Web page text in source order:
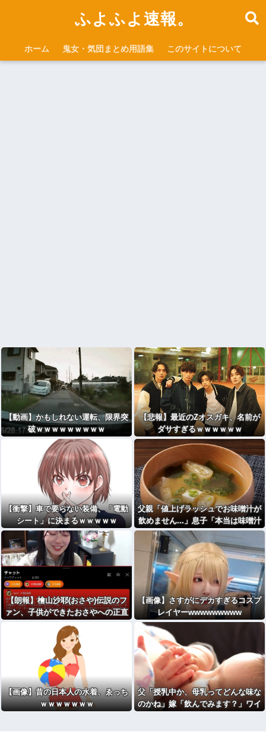
ふよふよ速報。
ホーム 鬼女・気団まとめ用語集 このサイトについて
【動画】かもしれない運転、限界突
破ｗｗｗｗｗｗｗｗｗ
【悲報】最近のZオスガキ、名前が
ダサすぎるｗｗｗｗｗｗ
【衝撃】車で要らない装備、「電動
シート」に決まるｗｗｗｗｗ
父親「値上げラッシュでお味噌汁が
飲めません...」息子「本当は味噌汁
飲みたい」
【朗報】檜山沙耶(おさや)伝説のフ
ァン、子供ができたおさやへの正直
な気持ちを語るｗ
【画像】さすがにデカすぎるコスプ
レイヤーwwwwwwwww
【画像】昔の日本人の水着、ゑっち
ｗｗｗｗｗｗｗ
父「授乳中か、母乳ってどんな味な
のかね」嫁「飲んでみます？」ワイ